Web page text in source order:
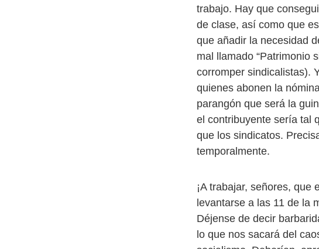
trabajo. Hay que
de clase, así como que
que añadir la necesidad
mal llamado “Patrimonio
corromper sindicalistas).
quienes abonen la
parangón que será la
el contribuyente sería tal
que los sindicatos.
temporalmente.
¡A trabajar, señores, que
levantarse a las 11 de la
Déjense de decir
lo que nos sacará del